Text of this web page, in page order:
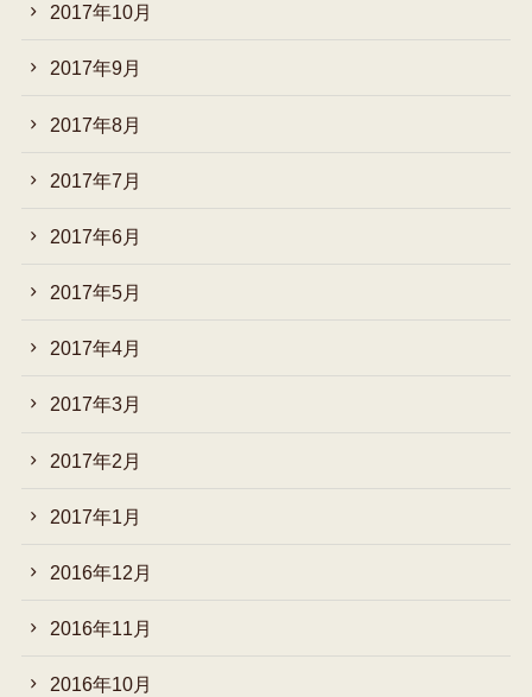
2017年10月
2017年9月
2017年8月
2017年7月
2017年6月
2017年5月
2017年4月
2017年3月
2017年2月
2017年1月
2016年12月
2016年11月
2016年10月